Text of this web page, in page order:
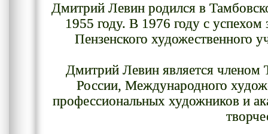
Дмитрий Левин родился в
1955 году. В 1976 году с
Пензенского художественного
Дмитрий Левин является членом
России, Международного
профессиональных художников и